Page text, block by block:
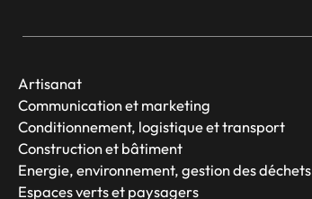
Artisanat
Communication et marketing
Conditionnement, logistique et transport
Construction et bâtiment
Energie, environnement, gestion des déchets
Espaces verts et paysagers